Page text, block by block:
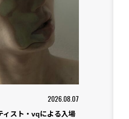
2026.08.07
ィスト・vqによる入場